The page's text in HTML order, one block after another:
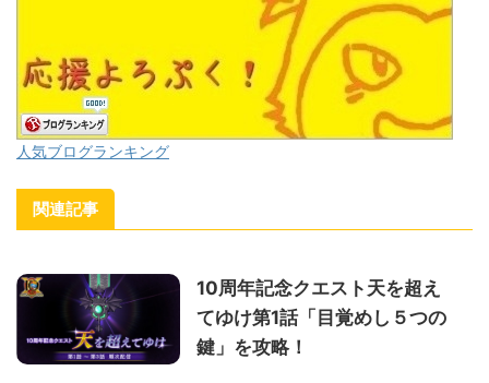
人気ブログランキング
関連記事
10周年記念クエスト天を超え
てゆけ第1話「目覚めし５つの
鍵」を攻略！